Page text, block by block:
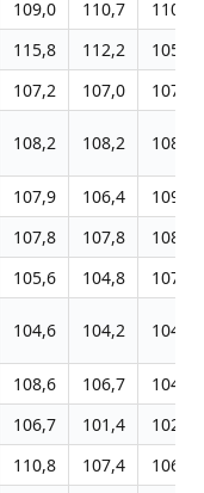
109,0 110,7
110,9
115,8 112,2
105,7
107,2 107,0
107,0
108,2 108,2 108,1
107,9 106,4
109,8
107,8 107,8
108,1
105,6 104,8
107,7
104,6 104,2 104,4
108,6 106,7
104,8
106,7 101,4
102,8
110,8 107,4
106,0